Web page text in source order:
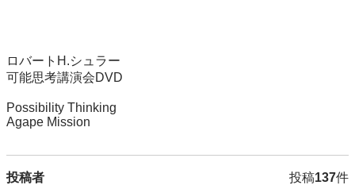
ロバートH.シュラー
可能思考講演会DVD
Possibility Thinking
Agape Mission
投稿者 投稿137件